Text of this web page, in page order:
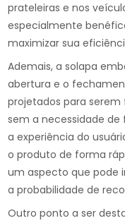
prateleiras e nos
especialmente
maximizar sua
Ademais, a solapa
abertura e o
projetados para
sem a necessidade de
a experiência do
o produto de forma
um aspecto que pode
a probabilidade de
Outro ponto a ser